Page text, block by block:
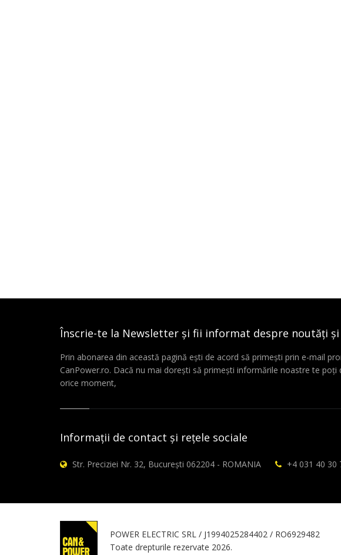
Înscrie-te la Newsletter și fii informat despre noutăți
Prin abonarea din această pagină ești de acord să primești prin e-mail
CanPower.ro. Dacă nu mai dorești să primești informările noastre te poți
orice moment,
Informații de contact și rețele sociale
Str. Preciziei Nr. 32, București 062204 - ROMANIA +4 031 40 30
POWER ELECTRIC SRL / J1994025284402 / RO6929482
Toate drepturile rezervate 2026.